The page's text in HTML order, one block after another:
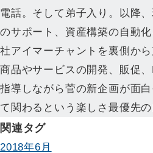
電話。そして弟子入り。以降
のサポート、資産構築の自動
社アイマーチャントを裏側から
商品やサービスの開発、販促
指導しながら菅の新企画が面
て関わるという楽しさ最優先の
関連タグ
2018年6月